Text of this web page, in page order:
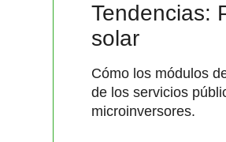
Tendencias:
solar
Cómo los módulos
de los servicios
microinversores.